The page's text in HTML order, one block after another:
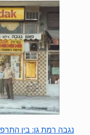
נגבה רמת גן: בין